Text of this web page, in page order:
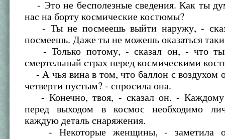
- Это не бесполезные сведения. Как ты
нас на борту космические костюмы?
- Ты не посмеешь выйти наружу, -
посмеешь. Даже ты не можешь оказаться
- Только потому, - сказал он, - что ты
смертельный страх перед космическими
- А чья вина в том, что баллон с воздухом
четверти пустым? - спросила она.
- Конечно, твоя, - сказал он. - Каждому
перед выходом в космос необходимо
каждую деталь снаряжения.
- Некоторые женщины, - заметила